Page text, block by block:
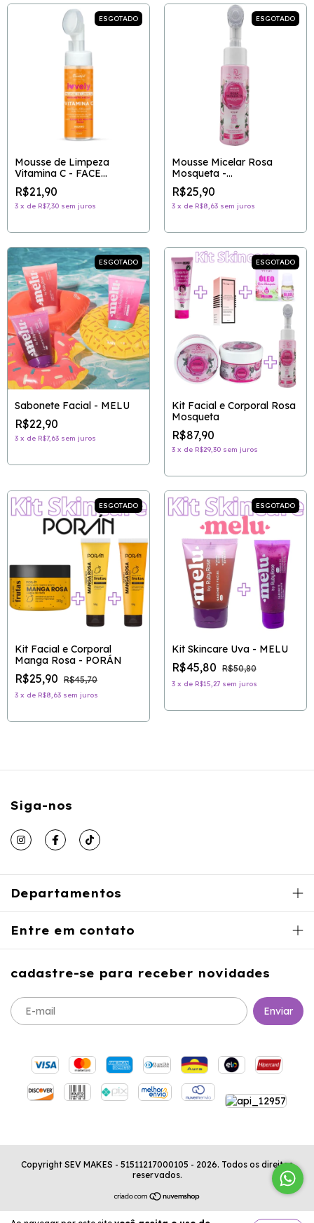
ESGOTADO
Mousse de Limpeza
Vitamina C - FACE
BEAUTIFUL
R$21,90
3 x de R$7,30 sem juros
ESGOTADO
Mousse Micelar Rosa
Mosqueta -
PHÁLLEBEAUTY
R$25,90
3 x de R$8,63 sem juros
ESGOTADO
Sabonete Facial - MELU
R$22,90
3 x de R$7,63 sem juros
ESGOTADO
Kit Facial e Corporal Rosa
Mosqueta
R$87,90
3 x de R$29,30 sem juros
ESGOTADO
Kit Facial e Corporal
Manga Rosa - PORÁN
R$25,90 R$45,70
3 x de R$8,63 sem juros
ESGOTADO
Kit Skincare Uva - MELU
R$45,80 R$50,80
3 x de R$15,27 sem juros
Siga-nos
Departamentos
Entre em contato
cadastre-se para receber novidades
Copyright SEV MAKES - 51511217000105 - 2026. Todos os direitos
reservados.